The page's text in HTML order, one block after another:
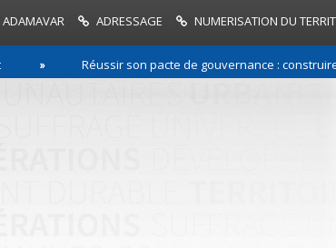
ADAMAVAR ADRESSAGE NUMERISATION DU
Réussir son pacte de gouvernance : construire une